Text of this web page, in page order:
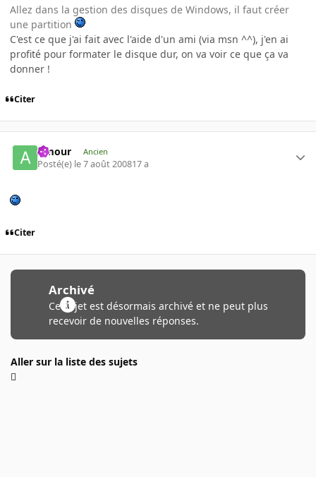
Allez dans la gestion des disques de Windows, il faut créer
une partition
C'est ce que j'ai fait avec l'aide d'un ami (via msn ^^), j'en ai
profité pour formater le disque dur, on va voir ce que ça va
donner !
Citer
Amour Ancien
Posté(e) le 7 août 200817 a
Citer
Archivé
Ce sujet est désormais archivé et ne peut plus
recevoir de nouvelles réponses.
Aller sur la liste des sujets